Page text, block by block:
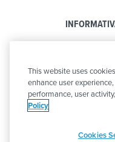
This website uses
enhance user
performance, user
Policy
Cookies